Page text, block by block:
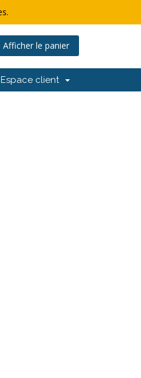
Afficher le panier
Espace client